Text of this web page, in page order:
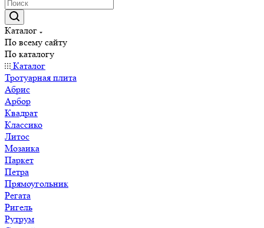
Каталог
По всему сайту
По каталогу
Каталог
Тротуарная плита
Абрис
Арбор
Квадрат
Классико
Литос
Мозаика
Паркет
Петра
Прямоугольник
Регата
Ригель
Рутрум